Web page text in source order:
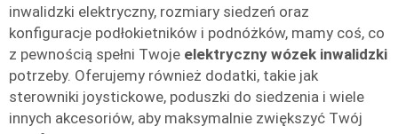
inwalidzki elektryczny, rozmiary siedzeń oraz
konfiguracje podłokietników i podnóżków, mamy coś, co
z pewnością spełni Twoje elektryczny wózek inwalidzki
potrzeby. Oferujemy również dodatki, takie jak
sterowniki joystickowe, poduszki do siedzenia i wiele
innych akcesoriów, aby maksymalnie zwiększyć Twój